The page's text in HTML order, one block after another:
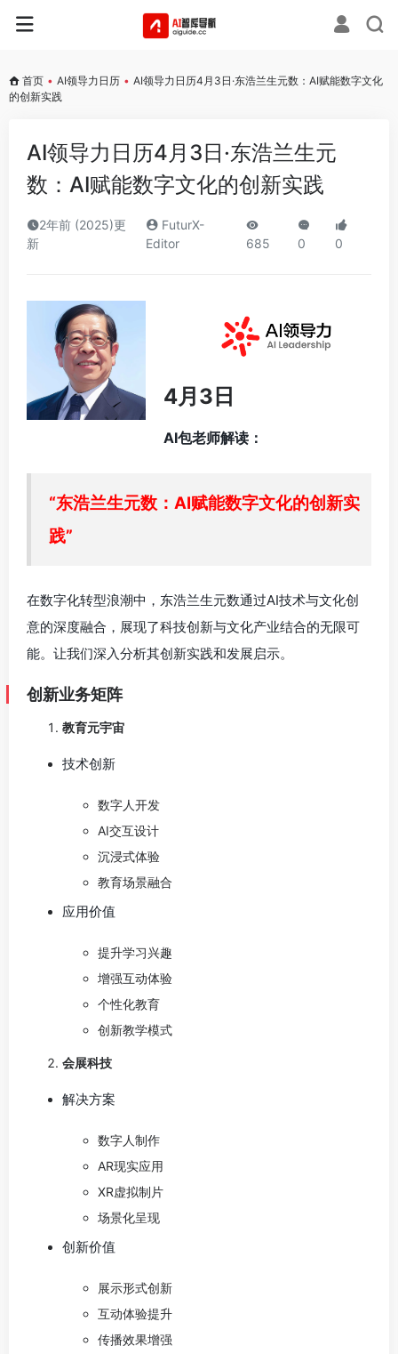
首页 • AI领导力日历 • AI领导力日历4月3日·东浩兰生元数：AI赋能数字文化
的创新实践
AI领导力日历4月3日·东浩兰生元
数：AI赋能数字文化的创新实践
2年前 (2025)更
新
FuturX-
Editor
685 0 0
4月3日
AI包老师解读：
“东浩兰生元数：AI赋能数字文化的创新实
践”
在数字化转型浪潮中，东浩兰生元数通过AI技术与文化创
意的深度融合，展现了科技创新与文化产业结合的无限可
能。让我们深入分析其创新实践和发展启示。
创新业务矩阵
教育元宇宙
技术创新
数字人开发
AI交互设计
沉浸式体验
教育场景融合
应用价值
提升学习兴趣
增强互动体验
个性化教育
创新教学模式
会展科技
解决方案
数字人制作
AR现实应用
XR虚拟制片
场景化呈现
创新价值
展示形式创新
互动体验提升
传播效果增强